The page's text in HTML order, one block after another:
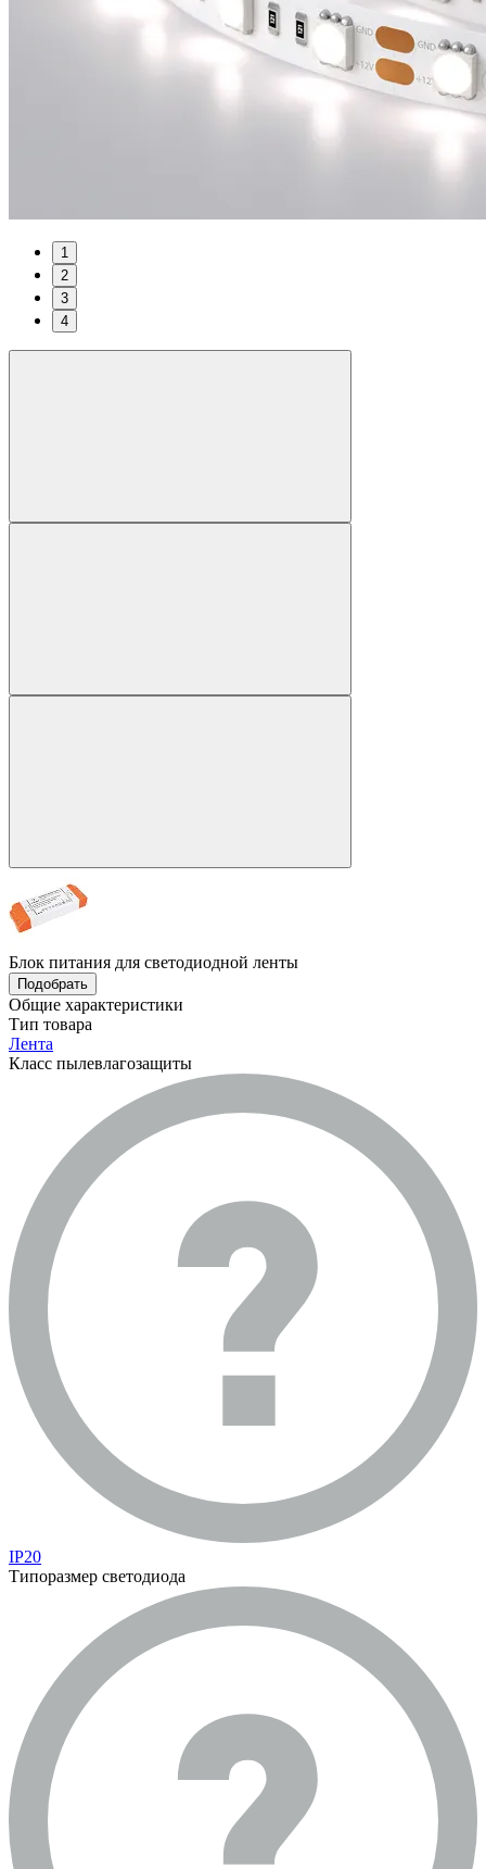
1
2
3
4
Блок питания для светодиодной ленты
Подобрать
Общие характеристики
Тип товара
Лента
Класс пылевлагозащиты
IP20
Типоразмер светодиода